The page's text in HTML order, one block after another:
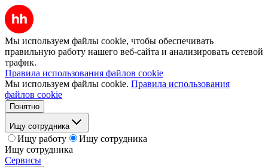
Мы используем файлы cookie, чтобы обеспечивать
правильную работу нашего веб-сайта и анализировать сетевой
трафик.
Правила использования файлов cookie
Мы используем файлы cookie. Правила использования
файлов cookie
Понятно
Ищу сотрудника
Ищу работу
Ищу сотрудника
Ищу сотрудника
Сервисы